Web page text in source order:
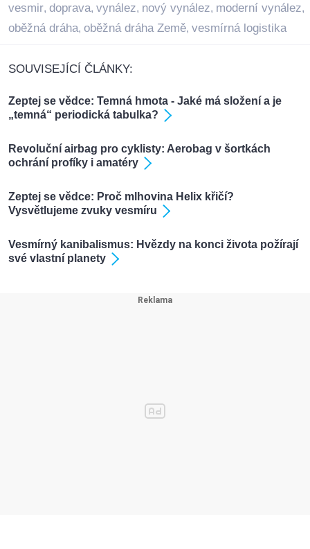
vesmir, doprava, vynález, nový vynález, moderní vynález,
oběžná dráha, oběžná dráha Země, vesmírná logistika
SOUVISEJÍCÍ ČLÁNKY:
Zeptej se vědce: Temná hmota - Jaké má složení a je
„temná“ periodická tabulka?
Revoluční airbag pro cyklisty: Aerobag v šortkách
ochrání profíky i amatéry
Zeptej se vědce: Proč mlhovina Helix křičí?
Vysvětlujeme zvuky vesmíru
Vesmírný kanibalismus: Hvězdy na konci života požírají
své vlastní planety